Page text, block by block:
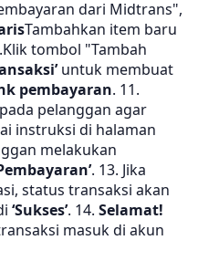
dari Midtrans",
Tambahkan item baru
tombol "Tambah
untuk membuat
pembayaran. 11.
pelanggan agar
instruksi di halaman
melakukan
. 13. Jika
status transaksi akan
‘Sukses’. 14. Selamat!
masuk di akun